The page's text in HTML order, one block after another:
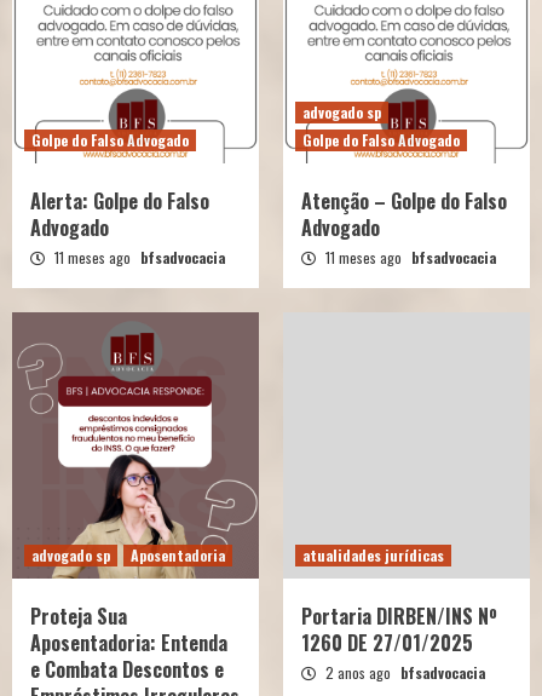
Golpe do Falso Advogado
Alerta: Golpe do Falso
Advogado
11 meses ago bfsadvocacia
advogado sp
Golpe do Falso Advogado
Atenção – Golpe do Falso
Advogado
11 meses ago bfsadvocacia
advogado sp Aposentadoria
Proteja Sua
Aposentadoria: Entenda
e Combata Descontos e
atualidades jurídicas
Portaria DIRBEN/INS Nº
1260 DE 27/01/2025
2 anos ago bfsadvocacia